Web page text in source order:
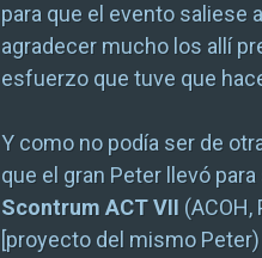
para que el evento saliese
agradecer mucho los allí
esfuerzo que tuve que
Y como no podía ser de
que el gran Peter llevó
Scontrum ACT VII (ACOH,
[proyecto del mismo